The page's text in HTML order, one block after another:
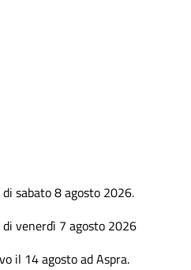
sabato 8 agosto 2026.
venerdì 7 agosto 2026
il 14 agosto ad Aspra.